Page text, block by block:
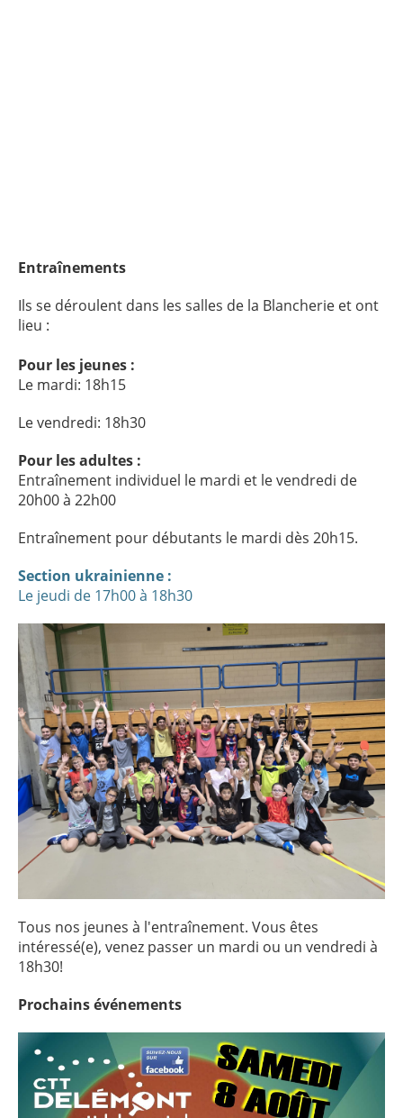
Entraînements
Ils se déroulent dans les salles de la Blancherie et ont
lieu :
Pour les jeunes :
Le mardi: 18h15
Le vendredi: 18h30
Pour les adultes :
Entraînement individuel le mardi et le vendredi de
20h00 à 22h00
Entraînement pour débutants le mardi dès 20h15.
Section ukrainienne :
Le jeudi de 17h00 à 18h30
Tous nos jeunes à l'entraînement. Vous êtes
intéressé(e), venez passer un mardi ou un vendredi à
18h30!
Prochainsévénements